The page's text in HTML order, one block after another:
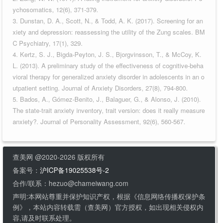
ychosomatics, 12(6), 371-379.
3. Dunstan, D. A., Scott, N., & Todd, A. K. (2017). Screening for an
xiety and depression: reassessing the utility of the Zung scales. BM
C Psychiatry, 17(1), 329.
4. Kertz, S. J., Bigda-Peyton, J. S., Bjorgvinsson, T., & McCoy, K.
L. (2013). A preliminary study of the effectiveness of cognitive-beha
vioral therapy for generalized anxiety disorder in adolescents in an o
utpatient setting. Journal of Anxiety Disorders, 27(8), 794-800.
5. Bados, A., Gómez-Benito, J., Balaguer, G., & Alonso, J. (2010).
The state-trait anxiety inventory, trait version: does it really measure
anxiety?. Journal of Personality Assessment, 92(6), 560-567.
查美网 @2020-2026 版权所有
备案号： 沪ICP备19025538号-2
合作/联系：hezuo@chameiwang.com
声明:本网站尊重并保护知识产权，根据《信息网络传播权保护条
例》，本站内容转载需（查美网）官方授权，如出现相关侵权内
容,请及时联系处理。